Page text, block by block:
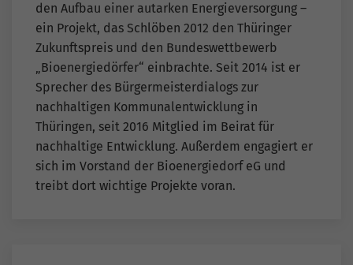
den Aufbau einer autarken Energieversorgung –
ein Projekt, das Schlöben 2012 den Thüringer
Zukunftspreis und den Bundeswettbewerb
„Bioenergiedörfer“ einbrachte. Seit 2014 ist er
Sprecher des Bürgermeisterdialogs zur
nachhaltigen Kommunalentwicklung in
Thüringen, seit 2016 Mitglied im Beirat für
nachhaltige Entwicklung. Außerdem engagiert er
sich im Vorstand der Bioenergiedorf eG und
treibt dort wichtige Projekte voran.